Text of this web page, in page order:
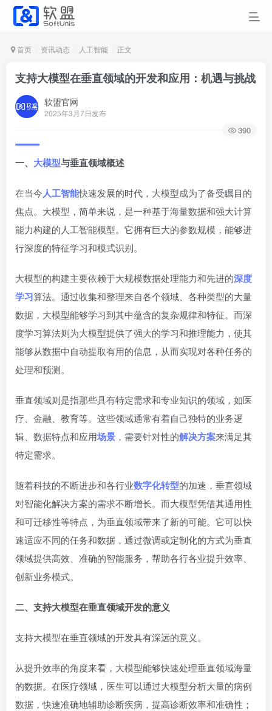
首页 资讯动态 人工智能 正文
支持大模型在垂直领域的开发和应用：机遇与挑战
软盟官网
2025年3月7日发布
390
一、 大模型与垂直领域概述
在当今人工智能快速发展的时代，大模型成为了备受瞩目的
焦点。大模型，简单来说，是一种基于海量数据和强大计算
能力构建的人工智能模型。它拥有巨大的参数规模，能够进
行深度的特征学习和模式识别。
大模型的构建主要依赖于大规模数据处理能力和先进的深度
学习算法。通过收集和整理来自各个领域、各种类型的大量
数据，大模型能够学习到其中蕴含的复杂规律和特征。而深
度学习算法则为大模型提供了强大的学习和推理能力，使其
能够从数据中自动提取有用的信息，从而实现对各种任务的
处理和预测。
垂直领域则是指那些具有特定需求和专业知识的领域，如医
疗、金融、教育等。这些领域通常有着自己独特的业务逻
辑、数据特点和应用场景 ，需要针对性的解决方案来满足其
特定需求。
随着科技的不断进步和各行业数字化转型的加速，垂直领域
对智能化解决方案的需求不断增长。而大模型凭借其通用性
和可迁移性等特点，为垂直领域带来了新的可能。它可以快
速适应不同的任务和数据，通过微调或定制化的方式为垂直
领域提供高效、准确的智能服务，帮助各行各业提升效率、
创新业务模式。
二、支持大模型在垂直领域开发的意义
支持大模型在垂直领域的开发具有深远的意义。
从提升效率的角度来看，大模型能够快速处理垂直领域海量
的数据。在医疗领域，医生可以通过大模型分析大量的病例
数据，快速准确地辅助诊断疾病，提高诊断效率和准确性；